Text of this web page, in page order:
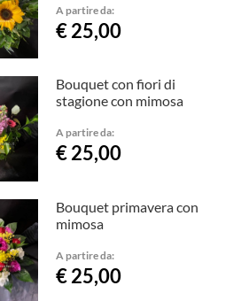
A partire da:
€ 25,00
Bouquet con fiori di
stagione con mimosa
A partire da:
€ 25,00
Bouquet primavera con
mimosa
A partire da:
€ 25,00